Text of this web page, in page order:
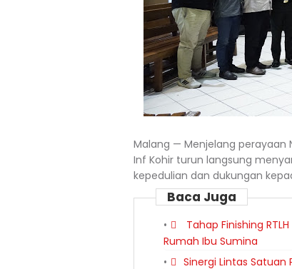
Malang — Menjelang perayaan
Inf Kohir turun langsung
kepedulian dan dukungan
Baca Juga
Tahap Finishing
Rumah Ibu Sumina
Sinergi Lintas Satuan